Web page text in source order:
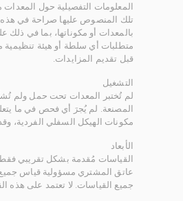
المعلومات التفصيلية حول
تلك المنصوص عليها صراحة في هذه
بالمعدات أو مكوناتها، بما في ذلك
متطلبات أي سلطة أو هيئة
قبل تقديم المزايدات.
التشغيل
لم تُختبر المعدات تحت حمل ولم
المصنعة. لم يُجرَ أي فحص في ما
مكونات الهيكل السفلي الفردية،
الأبعاد
القياسات مُقدمة بشكل تقريبي فقط.
عاتق المشتري مسؤولية قياس جميع
جميع القياسات. لا تعتمد على هذه